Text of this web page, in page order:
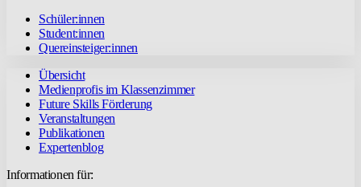
Schüler:innen
Student:innen
Quereinsteiger:innen
Übersicht
Medienprofis im Klassenzimmer
Future Skills Förderung
Veranstaltungen
Publikationen
Expertenblog
Informationen für: